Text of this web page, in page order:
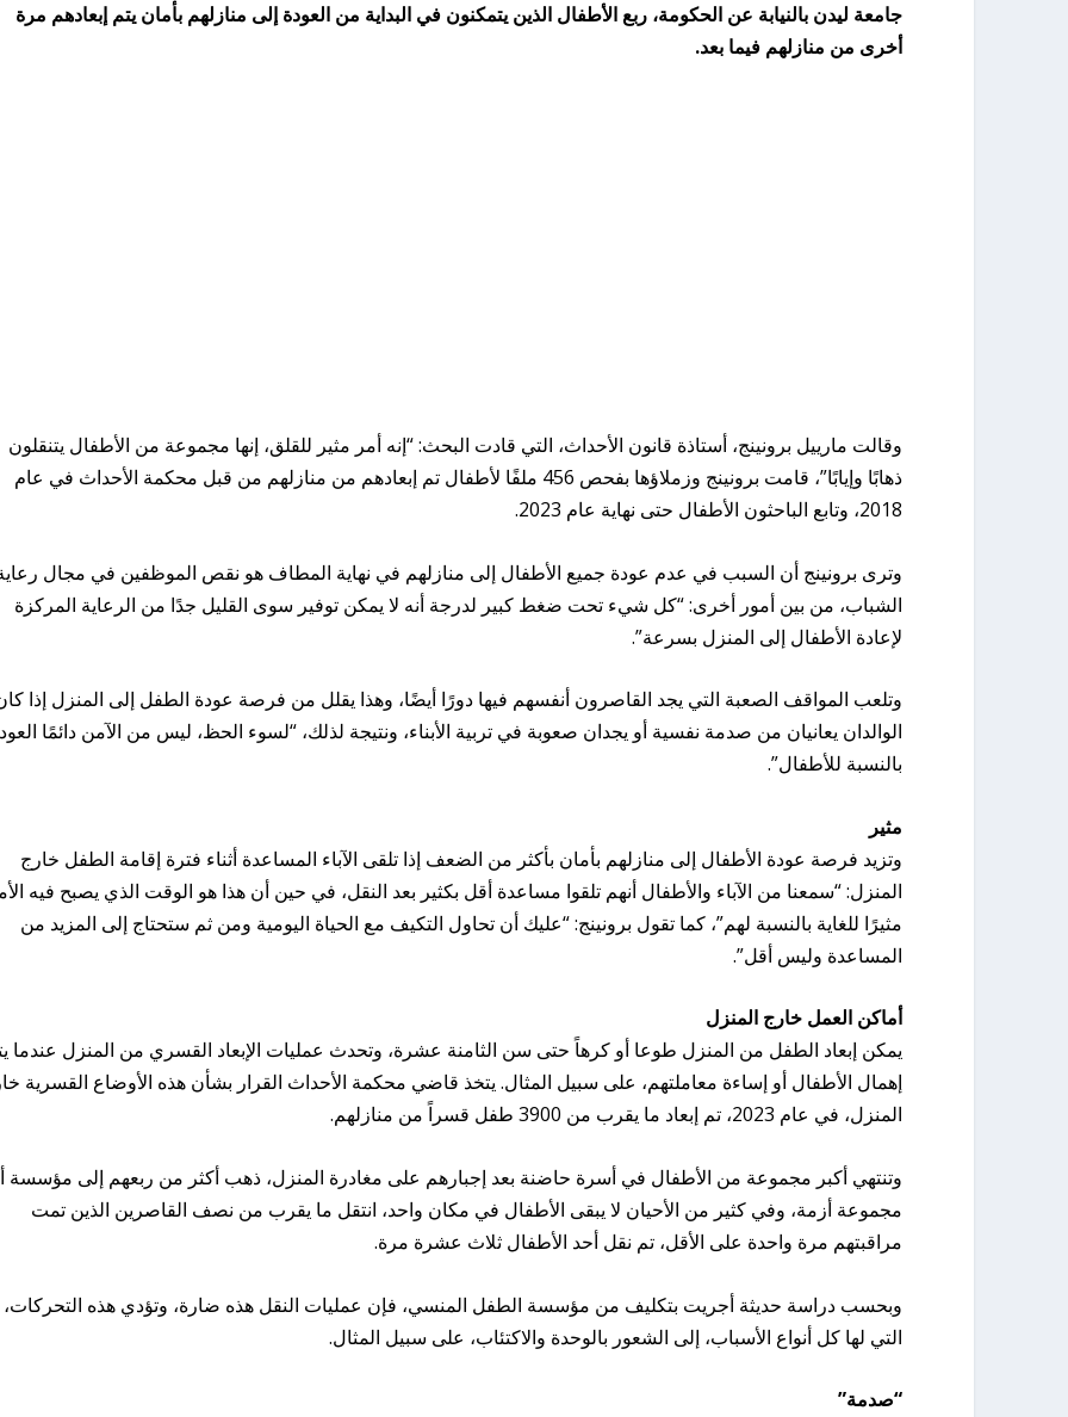
جامعة ليدن بالنيابة عن الحكومة، ربع الأطفال الذين يتمكنون في البداية من العودة إلى منازلهم بأمان يتم إبعادهم مرة
أخرى من منازلهم فيما بعد.
وقالت مارييل برونينج، أستاذة قانون الأحداث، التي قادت البحث: “إنه أمر مثير للقلق، إنها مجموعة من الأطفال يتنقلون
ذهابًا وإيابًا”، قامت برونينج وزملاؤها بفحص 456 ملفًا لأطفال تم إبعادهم من منازلهم من قبل محكمة الأحداث في عام
2018، وتابع الباحثون الأطفال حتى نهاية عام 2023.
وترى برونينج أن السبب في عدم عودة جميع الأطفال إلى منازلهم في نهاية المطاف هو نقص الموظفين في مجال
الشباب، من بين أمور أخرى: “كل شيء تحت ضغط كبير لدرجة أنه لا يمكن توفير سوى القليل جدًا من الرعاية المركزة
لإعادة الأطفال إلى المنزل بسرعة”.
وتلعب المواقف الصعبة التي يجد القاصرون أنفسهم فيها دورًا أيضًا، وهذا يقلل من فرصة عودة الطفل إلى المنزل إذا
الوالدان يعانيان من صدمة نفسية أو يجدان صعوبة في تربية الأبناء، ونتيجة لذلك، “لسوء الحظ، ليس من الآمن دائمًا
بالنسبة للأطفال”.
مثير
وتزيد فرصة عودة الأطفال إلى منازلهم بأمان بأكثر من الضعف إذا تلقى الآباء المساعدة أثناء فترة إقامة الطفل خارج
المنزل: “سمعنا من الآباء والأطفال أنهم تلقوا مساعدة أقل بكثير بعد النقل، في حين أن هذا هو الوقت الذي يصبح فيه
مثيرًا للغاية بالنسبة لهم”، كما تقول برونينج: “عليك أن تحاول التكيف مع الحياة اليومية ومن ثم ستحتاج إلى المزيد من
المساعدة وليس أقل”.
أماكن العمل خارج المنزل
يمكن إبعاد الطفل من المنزل طوعا أو كرهاً حتى سن الثامنة عشرة، وتحدث عمليات الإبعاد القسري من المنزل عندما
إهمال الأطفال أو إساءة معاملتهم، على سبيل المثال. يتخذ قاضي محكمة الأحداث القرار بشأن هذه الأوضاع القسرية
المنزل، في عام 2023، تم إبعاد ما يقرب من 3900 طفل قسراً من منازلهم.
وتنتهي أكبر مجموعة من الأطفال في أسرة حاضنة بعد إجبارهم على مغادرة المنزل، ذهب أكثر من ربعهم إلى مؤسسة
مجموعة أزمة، وفي كثير من الأحيان لا يبقى الأطفال في مكان واحد، انتقل ما يقرب من نصف القاصرين الذين تمت
مراقبتهم مرة واحدة على الأقل، تم نقل أحد الأطفال ثلاث عشرة مرة.
وبحسب دراسة حديثة أجريت بتكليف من مؤسسة الطفل المنسي، فإن عمليات النقل هذه ضارة، وتؤدي هذه التحركات،
التي لها كل أنواع الأسباب، إلى الشعور بالوحدة والاكتئاب، على سبيل المثال.
“صدمة”